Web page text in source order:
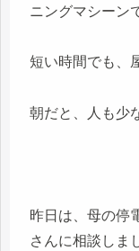
ニングマシーン
短い時間でも、
朝だと、人も少
昨日は、母の停
さんに相談しま